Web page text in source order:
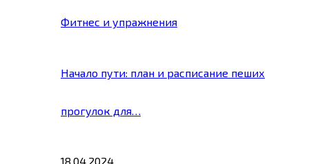
Фитнес и упражнения
Начало пути: план и расписание пеших
прогулок для…
18.04.2024